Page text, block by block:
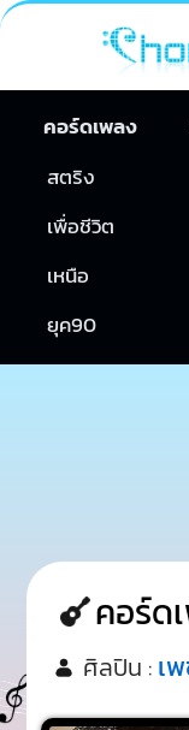
คอร์ดเพลง
สตริง
เพื่อชีวิต
เหนือ
ยุค90
คอร์ด
ศิลปิน : เ